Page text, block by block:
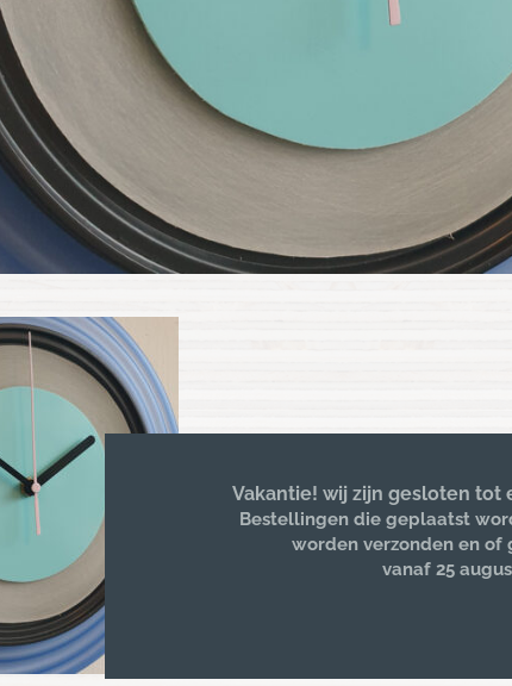
Vakantie! wij zijn gesloten tot
Bestellingen die geplaatst
worden verzonden en of
vanaf 25